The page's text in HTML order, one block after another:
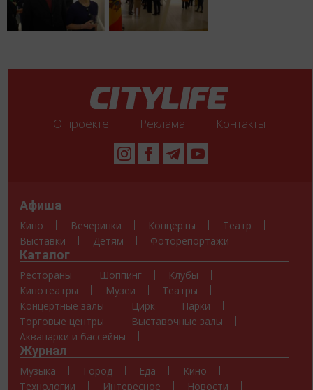
О проекте Реклама Контакты
Афиша
Кино Вечеринки Концерты
Театр
Выставки
Детям Фоторепортажи
Каталог
Рестораны Шоппинг
Клубы
Кинотеатры
Музеи
Театры
Концертные залы
Цирк
Парки
Торговые центры
Выставочные залы
Аквапарки и бассейны
Журнал
Музыка Город Еда
Кино
Технологии
Интересное Новости